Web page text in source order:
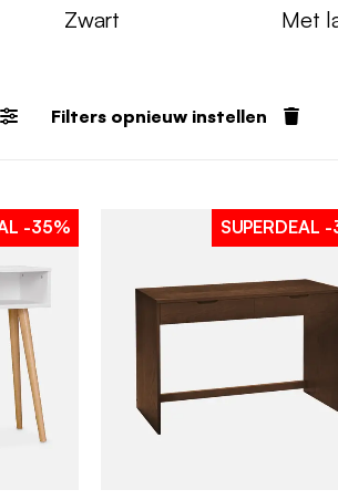
Zwart Met
Filters opnieuw instellen
-35% SUPERDEAL -